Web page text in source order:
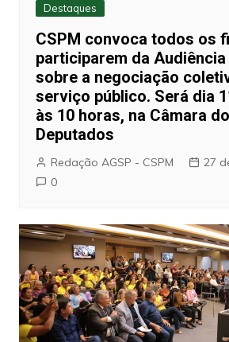
Destaques
CSPM convoca todos os
participarem da Audiência
sobre a negociação
serviço público. Será dia
às 10 horas, na Câmara
Deputados
Redação AGSP - CSPM
27
0